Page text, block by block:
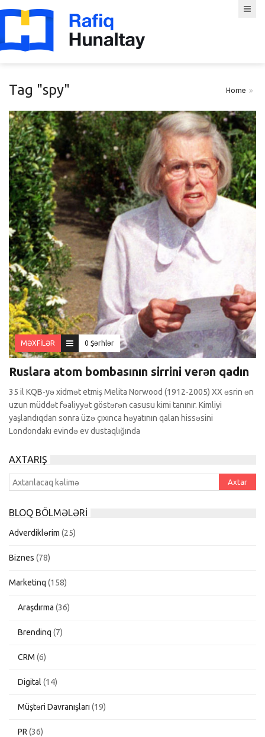
Tag "spy" Home
MƏXFİLƏR 0 Şərhlər
Ruslara atom bombasının sirrini verən qadın
35 il KQB-yə xidmət etmiş Melita Norwood (1912-2005) XX əsrin ən
uzun müddət fəaliyyət göstərən casusu kimi tanınır. Kimliyi
yaşlandıqdan sonra üzə çıxınca həyatının qalan hissəsini
Londondakı evində ev dustaqlığında
AXTARIŞ
BLOQ BÖLMƏLƏRI
Adverdiklərim (25)
Biznes (78)
Marketinq (158)
Araşdırma (36)
Brendinq (7)
CRM (6)
Digital (14)
Müştəri Davranışları (19)
PR (36)